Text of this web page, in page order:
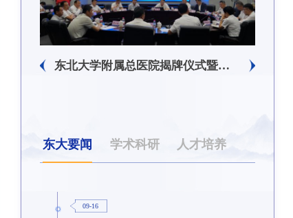
东北大学附属总医院揭牌仪式暨交流座谈会举行
东大要闻 学术科研 人才培养
09-16